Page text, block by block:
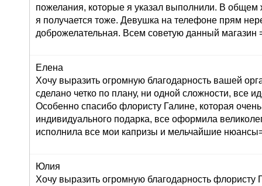
пожелания, которые я указал выполнили. В общем
я получается тоже. Девушка на телефоне прям
доброжелательная. Всем советую данный магазин
Елена
Хочу выразить огромную благодарность вашей
сделано четко по плану, ни одной сложности, все
Особенно спасибо флористу Галине, которая
индивидуального подарка, все оформила
исполнила все мои капризы и мельчайшие
Юлия
Хочу выразить огромную благодарность флористу